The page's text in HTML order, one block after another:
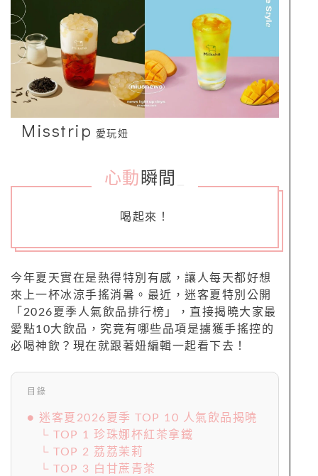
Misstrip 愛玩妞
心動 瞬間
喝起來！
今年夏天實在是熱得特別有感，讓人每天都好想
來上一杯冰涼手搖消暑。最近，迷客夏特別公開
「2026夏季人氣飲品排行榜」，直接揭曉大家最
愛點10大飲品，究竟有哪些品項是擄獲手搖控的
必喝神飲？現在就跟著妞編輯一起看下去！
目錄
● 迷客夏2026夏季 TOP 10 人氣飲品揭曉
└ TOP 1 珍珠娜杯紅茶拿鐵
└ TOP 2 荔荔茉莉
└ TOP 3 白甘蔗青茶